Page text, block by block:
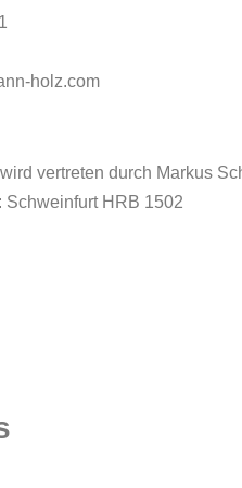
holz.com
vertreten durch Markus
Schweinfurt HRB 1502